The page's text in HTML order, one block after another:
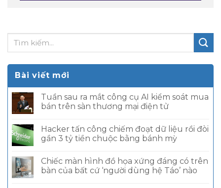
Bài viết mới
Tuần sau ra mắt công cụ AI kiểm soát mua
bán trên sàn thương mại điện tử
Hacker tấn công chiếm đoạt dữ liệu rồi đòi
gần 3 tỷ tiền chuộc bằng bánh mỳ
Chiếc màn hình đồ họa xứng đáng có trên
bàn của bất cứ ‘người dùng hệ Táo’ nào